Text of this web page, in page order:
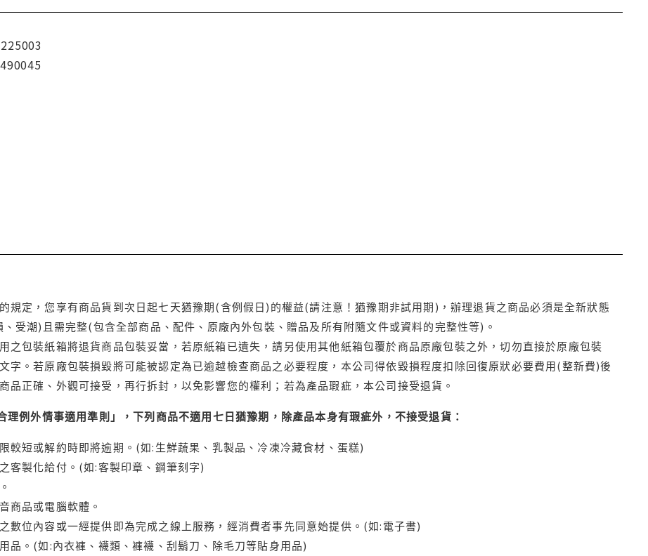
規定，您享有商品貨到次日起七天猶豫期(含例假日)的權益(請注意！猶豫期非試用期)，辦理退貨之商品必須是全新狀態
受潮)且需完整(包含全部商品、配件、原廠內外包裝、贈品及所有附隨文件或資料的完整性等)。
之包裝紙箱將退貨商品包裝妥當，若原紙箱已遺失，請另使用其他紙箱包覆於商品原廠包裝之外，切勿直接於原廠包裝
字。若原廠包裝損毀將可能被認定為已逾越檢查商品之必要程度，本公司得依毀損程度扣除回復原狀必要費用(整新費)後
品正確、外觀可接受，再行拆封，以免影響您的權利；若為產品瑕疵，本公司接受退貨。
理例外情事適用準則」，下列商品不適用七日猶豫期，除產品本身有瑕疵外，不接受退貨：
較短或解約時即將逾期。(如:生鮮蔬果、乳製品、冷凍冷藏食材、蛋糕)
客製化給付。(如:客製印章、鋼筆刻字)
商品或電腦軟體。
數位內容或一經提供即為完成之線上服務，經消費者事先同意始提供。(如:電子書)
品。(如:內衣褲、襪類、褲襪、刮鬍刀、除毛刀等貼身用品)